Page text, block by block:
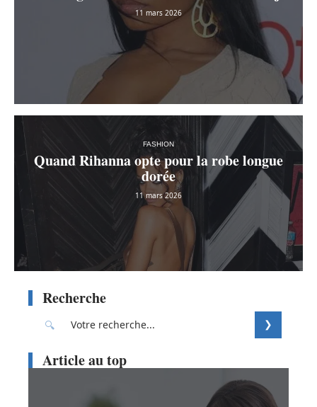
11 mars 2026
FASHION
Quand Rihanna opte pour la robe longue
dorée
11 mars 2026
Recherche
Article au top